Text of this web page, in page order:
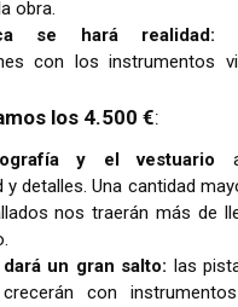
obra.
se hará realidad:
con los instrumentos
los 4.500 €:
y el vestuario
y detalles. Una cantidad
nos traerán más de
un gran salto: las
con